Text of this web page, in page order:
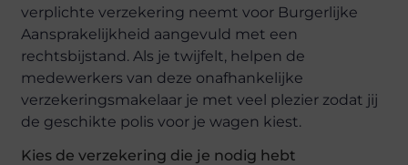
verplichte verzekering neemt voor Burgerlijke
Aansprakelijkheid aangevuld met een
rechtsbijstand. Als je twijfelt, helpen de
medewerkers van deze onafhankelijke
verzekeringsmakelaar je met veel plezier zodat jij
de geschikte polis voor je wagen kiest.
Kies de verzekering die je nodig hebt